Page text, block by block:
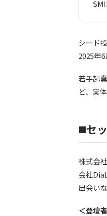
シード
2025年
若手起
ど、実
◼️セ
株式会
会社
出会い
＜登壇